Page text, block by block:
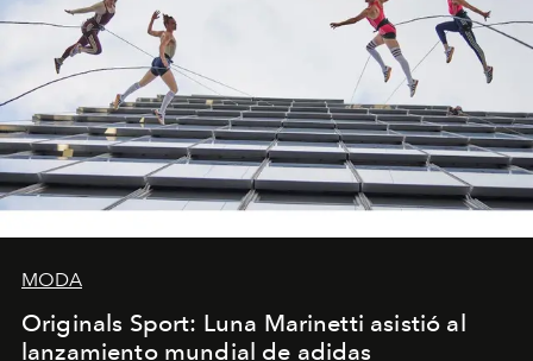
MODA
Originals Sport: Luna Marinetti asistió al
lanzamiento mundial de adidas